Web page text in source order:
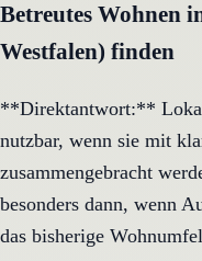
Betreutes Wohnen
Westfalen) finden
**Direktantwort:**
nutzbar, wenn sie mit
zusammengebracht
besonders dann, wenn
das bisherige